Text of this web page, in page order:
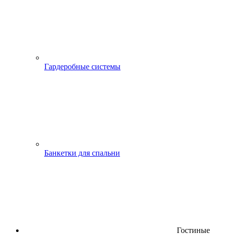
Гардеробные системы
Банкетки для спальни
Гостиные